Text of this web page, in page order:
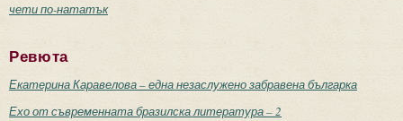
чети по-нататък
Ревюта
Екатерина Каравелова – една незаслужено забравена българка
Ехо от съвременната бразилска литература – 2